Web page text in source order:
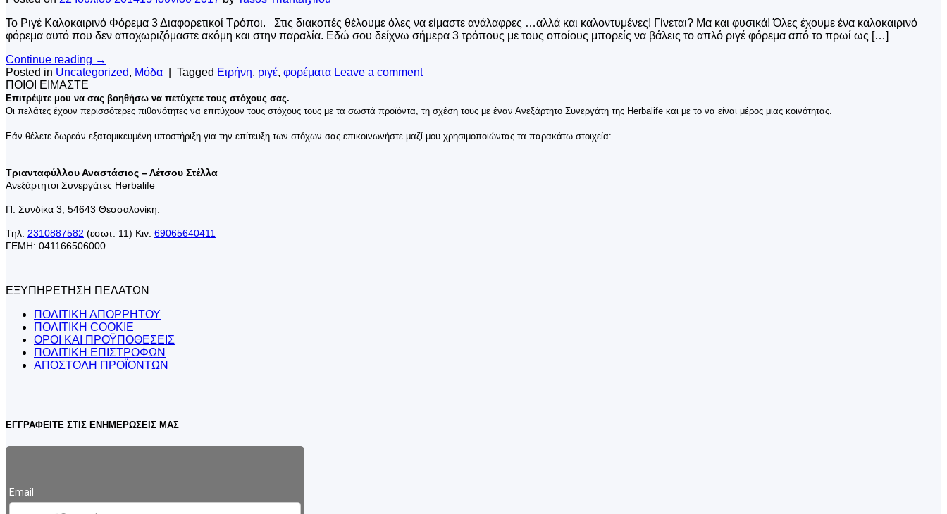
Το Ριγέ Καλοκαιρινό Φόρεμα 3 Διαφορετικοί Τρόποι. Στις διακοπές θέλουμε όλες να είμαστε ανάλαφρες …αλλά και καλοντυμένες! Γίνεται? Μα και φυσικά! Όλες έχουμε ένα καλοκαιρινό
φόρεμα αυτό που δεν αποχωριζόμαστε ακόμη και στην παραλία. Εδώ σου δείχνω σήμερα 3 τρόπους με τους οποίους μπορείς να βάλεις το απλό ριγέ φόρεμα από το πρωί ως […]
Continue reading →
Posted in Uncategorized, Μόδα Tagged Ειρήνη, ριγέ, φορέματα Leave a comment
ΠΟΙΟΙ ΕΙΜΑΣΤΕ
Επιτρέψτε μου να σας βοηθήσω να πετύχετε τους στόχους σας.
Οι πελάτες έχουν περισσότερες πιθανότητες να επιτύχουν τους στόχους τους με τα σωστά προϊόντα, τη σχέση τους με έναν Ανεξάρτητο Συνεργάτη της Herbalife και με το να είναι μέρος μιας κοινότητας.
Εάν θέλετε δωρεάν εξατομικευμένη υποστήριξη για την επίτευξη των στόχων σας επικοινωνήστε μαζί μου χρησιμοποιώντας τα παρακάτω στοιχεία:
Τριανταφύλλου Αναστάσιος – Λέτσου Στέλλα
Ανεξάρτητοι Συνεργάτες Herbalife
Π. Συνδίκα 3, 54643 Θεσσαλονίκη.
Τηλ: 2310887582 (εσωτ. 11) Κιν: 69065640411
ΓΕΜΗ: 041166506000
ΕΞΥΠΗΡΕΤΗΣΗ ΠΕΛΑΤΩΝ
ΠΟΛΙΤΙΚΗ ΑΠΟΡΡΗΤΟΥ
ΠΟΛΙΤΙΚΗ COOKIE
ΟΡΟΙ ΚΑΙ ΠΡΟΫΠΟΘΕΣΕΙΣ
ΠΟΛΙΤΙΚΗ ΕΠΙΣΤΡΟΦΩΝ
ΑΠΟΣΤΟΛΗ ΠΡΟΪΟΝΤΩΝ
ΕΓΓΡΑΦΕΙΤΕ ΣΤΙΣ ΕΝΗΜΕΡΩΣΕΙΣ ΜΑΣ